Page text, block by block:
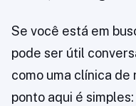
Se você está em
pode ser útil
como uma clínica de
ponto aqui é